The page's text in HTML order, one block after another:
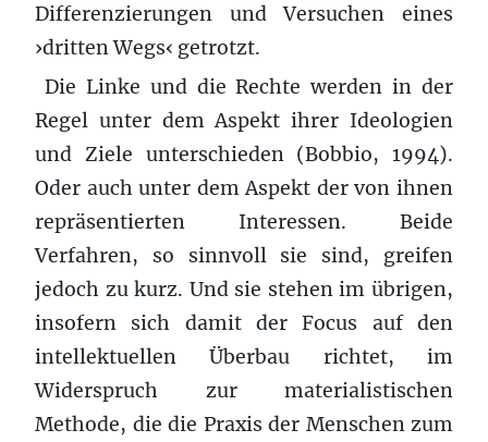
Differenzierungen und Versuchen eines
›dritten Wegs‹ getrotzt.
Die Linke und die Rechte werden in der
Regel unter dem Aspekt ihrer Ideologien
und Ziele unterschieden (Bobbio, 1994).
Oder auch unter dem Aspekt der von ihnen
repräsentierten Interessen. Beide
Verfahren, so sinnvoll sie sind, greifen
jedoch zu kurz. Und sie stehen im übrigen,
insofern sich damit der Focus auf den
intellektuellen Überbau richtet, im
Widerspruch zur materialistischen
Methode, die die Praxis der Menschen zum